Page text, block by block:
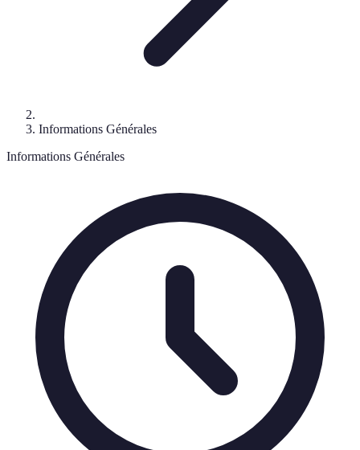
Informations Générales
Informations Générales